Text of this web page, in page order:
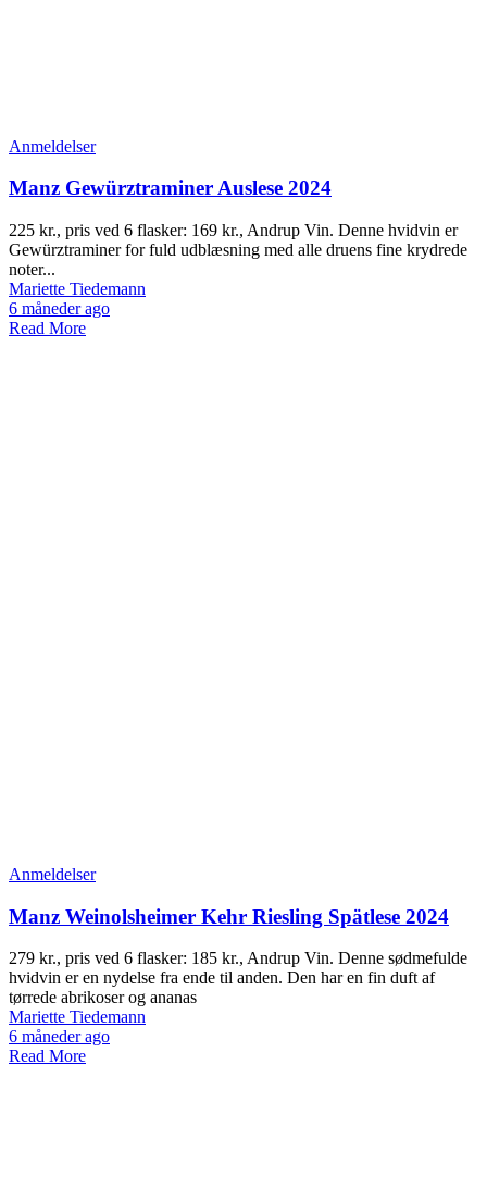
Anmeldelser
Manz Gewürztraminer Auslese 2024
225 kr., pris ved 6 flasker: 169 kr., Andrup Vin. Denne hvidvin er
Gewürztraminer for fuld udblæsning med alle druens fine krydrede
noter...
Mariette Tiedemann
6 måneder ago
Read More
Anmeldelser
Manz Weinolsheimer Kehr Riesling Spätlese 2024
279 kr., pris ved 6 flasker: 185 kr., Andrup Vin. Denne sødmefulde
hvidvin er en nydelse fra ende til anden. Den har en fin duft af
tørrede abrikoser og ananas
Mariette Tiedemann
6 måneder ago
Read More